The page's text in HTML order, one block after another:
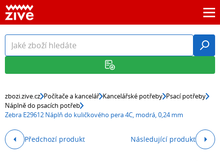
zbozi.zive.cz Počítače a kancelář Kancelářské potřeby Psací potřeby
Náplně do psacích potřeb
Zebra E29612 Náplň do kuličkového pera 4C, modrá, 0,24 mm
Předchozí produkt Následující produkt